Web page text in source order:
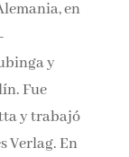
y
Fue
y